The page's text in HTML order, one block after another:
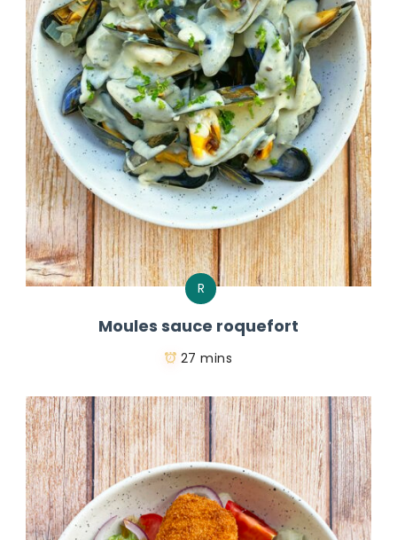
R
Moules sauce roquefort
27 mins